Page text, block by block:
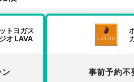
トヨガス
オ LAVA
事前予約不